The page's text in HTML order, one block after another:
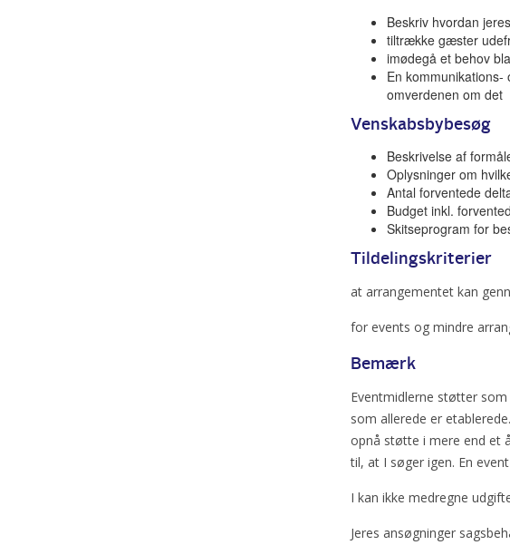
Beskriv hvordan
tiltrække gæster
imødegå et behov
En
omverdenen om det
Venskabsbybesøg
Beskrivelse af
Oplysninger om
Antal forventede
Budget inkl.
Skitseprogram for
Tildelingskriterier
at arrangementet kan
for events og mindre
Bemærk
Eventmidlerne støtter
som allerede er
opnå støtte i mere end et
til, at I søger igen. En
I kan ikke medregne
Jeres ansøgninger